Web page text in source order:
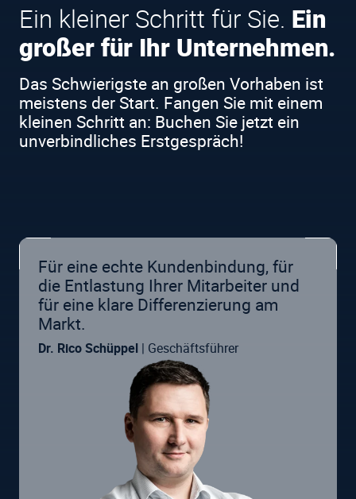
Ein kleiner Schritt für Sie. Ein
großer für Ihr Unternehmen.
Das Schwierigste an großen Vorhaben ist
meistens der Start. Fangen Sie mit einem
kleinen Schritt an: Buchen Sie jetzt ein
unverbindliches Erstgespräch!
Für eine echte Kundenbindung, für
die Entlastung Ihrer Mitarbeiter und
für eine klare Differenzierung am
Markt.
Dr. Rico Schüppel | Geschäftsführer